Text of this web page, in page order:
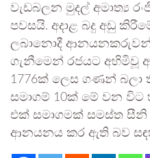
වැඩබලන මුදල් අමාත්‍ය
පවසයි. අදාළ බදු අඩු
ලබානොදී
ගැනීමෙන් රජයට අහිමිවූ
1776ක් ලෙස ගණන් බලා
සමාගම් 10ක් මේ වන
එක් සමාගමක් සමස්ත සීනි
ආනයනය කර ඇති බව